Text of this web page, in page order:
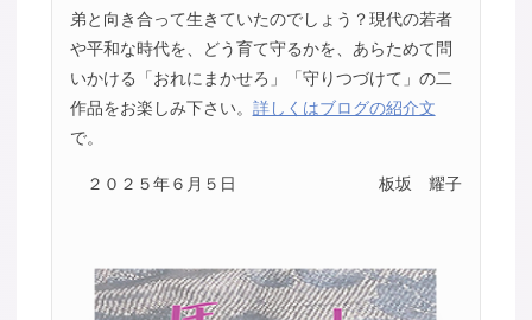
弟と向き合って生きていたのでしょう？現代の若者
や平和な時代を、どう育て守るかを、あらためて問
いかける「おれにまかせろ」「守りつづけて」の二
作品をお楽しみ下さい。 詳しくはブログの紹介文
で。
２０２５年６月５日 板坂 耀子